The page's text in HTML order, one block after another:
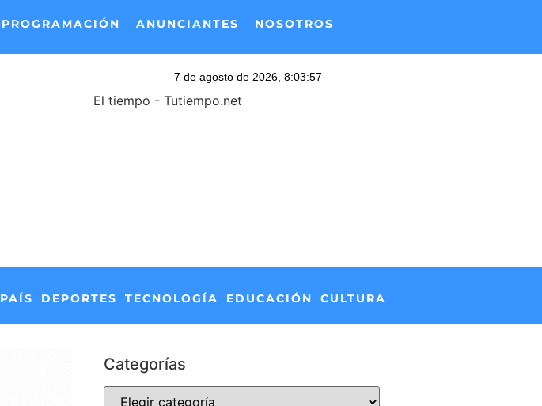
PROGRAMACIÓN ANUNCIANTES NOSOTROS
El tiempo - Tutiempo.net
PAÍS DEPORTES TECNOLOGÍA EDUCACIÓN CULTURA
Categorías